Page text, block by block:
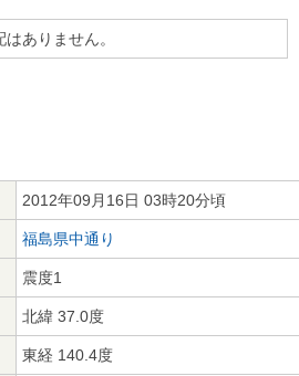
ありません。
2012年09月16日 03時20分頃
福島県中通り
震度1
北緯 37.0度
東経 140.4度